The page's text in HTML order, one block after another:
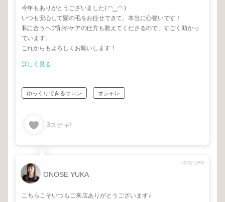
今年もありがとうございました( ◠‿◠ )
いつも安心して髪の毛をお任せできて、本当に心強いです！
私に合うヘア剤やケアの仕方も教えてくださるので、すごく助かっ
ています。
これからもよろしくお願いします！
詳しく見る
ゆっくりできるサロン オシャレ
3ステキ!
ONOSE YUKA
2025/12/05
こちらこそいつもご来店ありがとうございます♪